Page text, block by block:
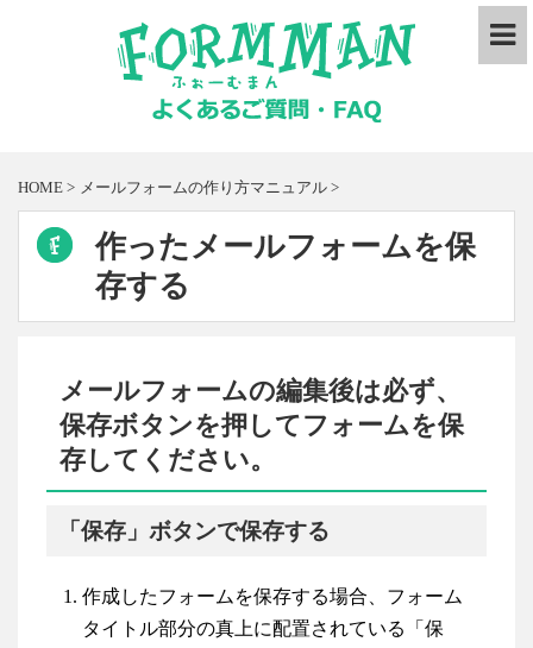
HOME > メールフォームの作り方マニュアル >
作ったメールフォームを保
存する
メールフォームの編集後は必ず、
保存ボタンを押してフォームを保
存してください。
「保存」ボタンで保存する
作成したフォームを保存する場合、フォーム
タイトル部分の真上に配置されている「保